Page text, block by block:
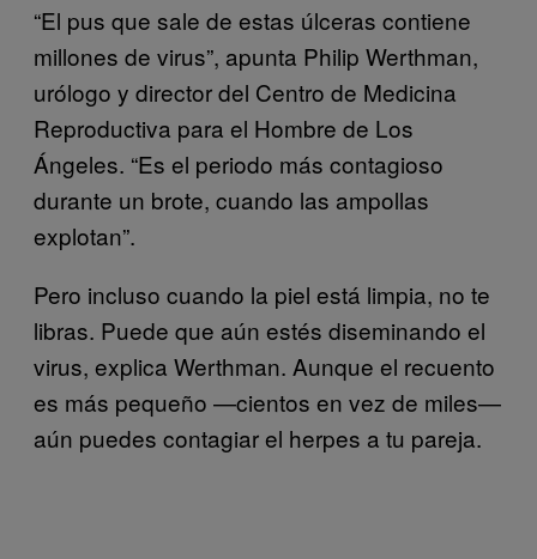
“El pus que sale de estas úlceras contiene
millones de virus”, apunta Philip Werthman,
urólogo y director del Centro de Medicina
Reproductiva para el Hombre de Los
Ángeles. “Es el periodo más contagioso
durante un brote, cuando las ampollas
explotan”.
Pero incluso cuando la piel está limpia, no te
libras. Puede que aún estés diseminando el
virus, explica Werthman. Aunque el recuento
es más pequeño —cientos en vez de miles—
aún puedes contagiar el herpes a tu pareja.